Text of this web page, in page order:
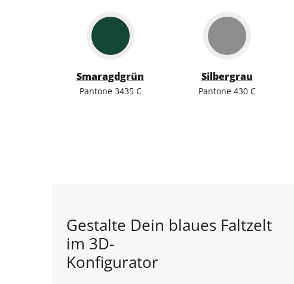
Smaragdgrün
Pantone 3435 C
Silbergrau
Pantone 430 C
Gestalte Dein blaues Faltzelt
im 3D-
Konfigurator